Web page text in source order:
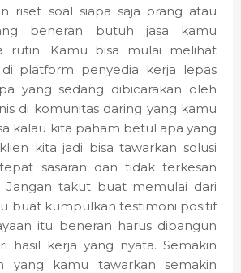
riset soal siapa saja orang atau
beneran butuh jasa kamu
rutin. Kamu bisa mulai melihat
platform penyedia kerja lepas
yang sedang dibicarakan oleh
di komunitas daring yang kamu
kalau kita paham betul apa yang
kita jadi bisa tawarkan solusi
sasaran dan tidak terkesan
Jangan takut buat memulai dari
buat kumpulkan testimoni positif
itu beneran harus dibangun
hasil kerja yang nyata. Semakin
yang kamu tawarkan semakin